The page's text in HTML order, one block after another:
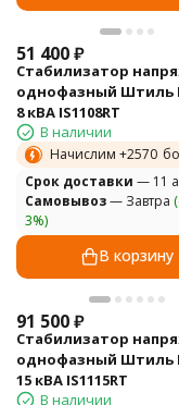
51 400₽
Стабилизатор
однофазный Штиль
8 кВА IS1108RT
В наличии
Начислим +2570
Cрок доставки — 11
Самовывоз— Завтра
3%)
В корзину
91 500₽
Стабилизатор
однофазный Штиль
15 кВА IS1115RT
В наличии